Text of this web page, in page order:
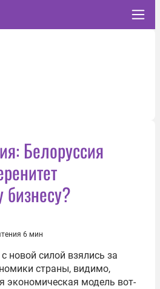
Белоруссия
бизнесу?
6 мин
новой силой взялись за
страны, видимо,
экономическая модель вот-